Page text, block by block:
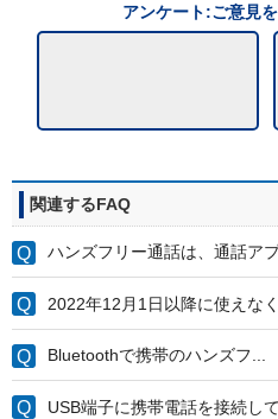
アンケート:ご意見
関連するFAQ
ハンズフリー通話は、通話ア
2022年12月1日以降に使えなく
Bluetoothで携帯のハンズフ...
USB端子に携帯電話を接続して